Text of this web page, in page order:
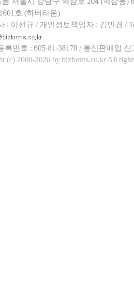
호 (하버타운)
: 이선규 / 개인정보책임자 : 김민경 /
록번호 : 605-81-38178 / 통신판매업
(c) 2000-2026 by bizforms.co.kr All